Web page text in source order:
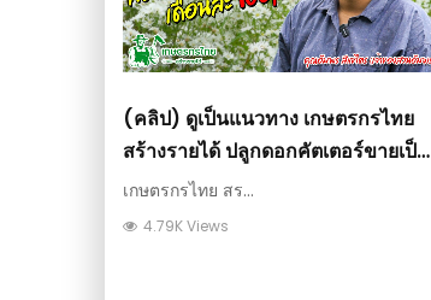
(คลิป) ดูเป็นแนวทาง เกษตรกรไทย
สร้างรายได้ ปลูกดอกคัตเตอร์ขายเป็น
อาชีพ สร้างรายได้เดือนละ 100,000 :
วีดีโอ เกษตร
เกษตรกรไทย สร...
4.79K Views